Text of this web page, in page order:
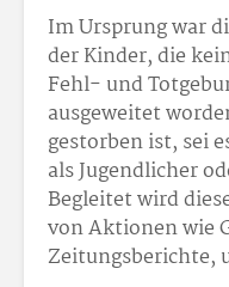
Im Ursprung war
der Kinder, die
Fehl- und
ausgeweitet
gestorben ist, sei
als Jugendlicher
Begleitet wird
von Aktionen wie
Zeitungsberichte,